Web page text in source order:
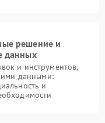
решение и
данных
и инструментов,
данными:
и